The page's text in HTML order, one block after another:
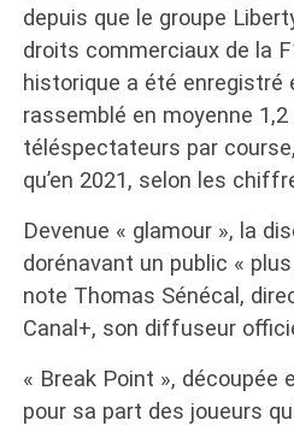
depuis que le groupe
droits commerciaux de la
historique a été enregistré
rassemblé en moyenne 1,2
téléspectateurs par
qu’en 2021, selon les
Devenue « glamour », la
dorénavant un public «
note Thomas Sénécal,
Canal+, son diffuseur
« Break Point », découpée
pour sa part des joueurs